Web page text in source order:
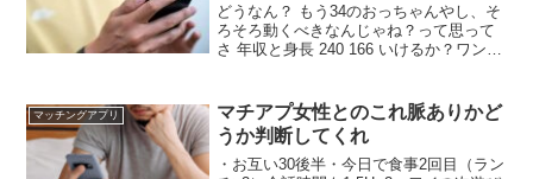
どうなん？ もう34のおっちゃんやし、そ
ろそろ動くべきなんじゃね？って思って
さ 年収と身長 240 166 いけるか？ワンチ
大事だよ おー 出会えるのはいいな！やろ
うかな 基本はtinderがいい
マッチングアプリ
マチアプ女性とのこれ脈ありかど
うか判断してくれ
・お互い30後半・今日で食事2回目（ラン